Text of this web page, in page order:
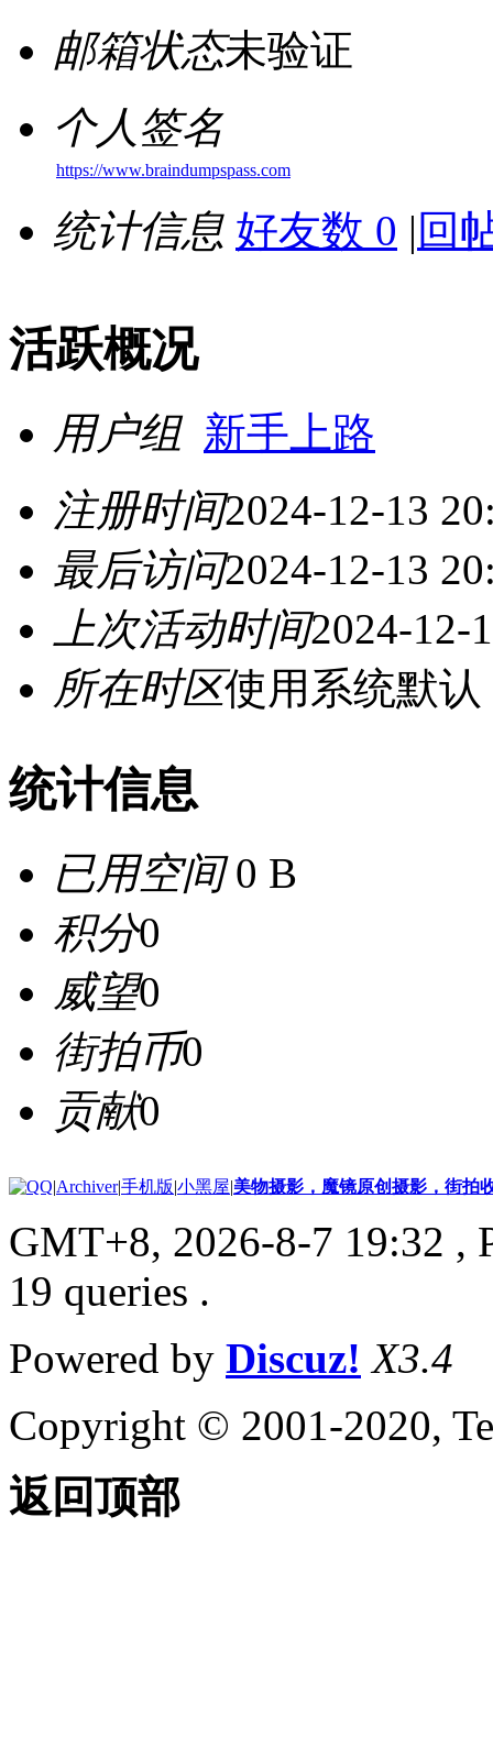
邮箱状态未验证
个人签名
https://www.braindumpspass.com
统计信息 好友数 0 | 回
活跃概况
用户组 新手上路
注册时间2024-12-13
最后访问2024-12-13
上次活动时间2024-12-
所在时区使用系统默认
统计信息
已用空间0 B
积分0
威望0
街拍币0
贡献0
|Archiver|手机版|小黑屋|美物摄影，魔镜原创摄影，街拍
GMT+8, 2026-8-7 19:32 ,
19 queries .
Powered by Discuz! X3.4
Copyright © 2001-2020,
返回顶部